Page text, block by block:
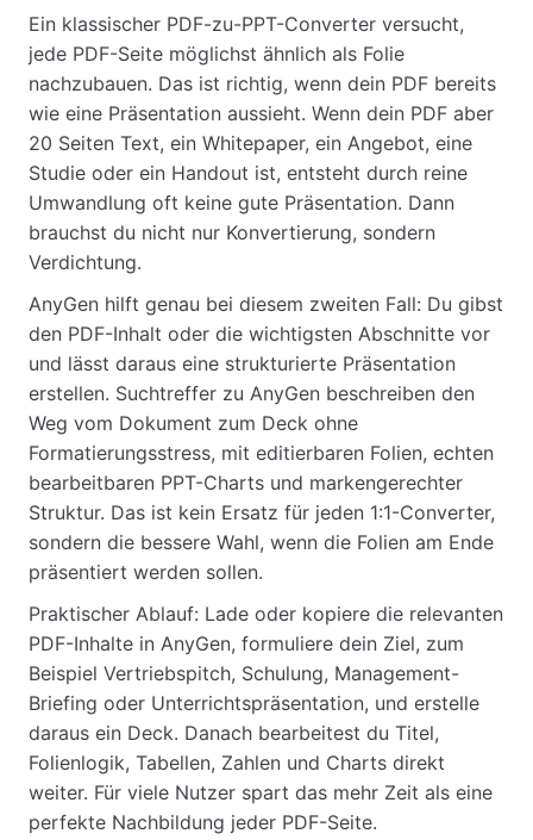
Ein klassischer PDF-zu-PPT-Converter versucht,
jede PDF-Seite möglichst ähnlich als Folie
nachzubauen. Das ist richtig, wenn dein PDF bereits
wie eine Präsentation aussieht. Wenn dein PDF aber
20 Seiten Text, ein Whitepaper, ein Angebot, eine
Studie oder ein Handout ist, entsteht durch reine
Umwandlung oft keine gute Präsentation. Dann
brauchst du nicht nur Konvertierung, sondern
Verdichtung.
AnyGen hilft genau bei diesem zweiten Fall: Du gibst
den PDF-Inhalt oder die wichtigsten Abschnitte vor
und lässt daraus eine strukturierte Präsentation
erstellen. Suchtreffer zu AnyGen beschreiben den
Weg vom Dokument zum Deck ohne
Formatierungsstress, mit editierbaren Folien, echten
bearbeitbaren PPT-Charts und markengerechter
Struktur. Das ist kein Ersatz für jeden 1:1-Converter,
sondern die bessere Wahl, wenn die Folien am Ende
präsentiert werden sollen.
Praktischer Ablauf: Lade oder kopiere die relevanten
PDF-Inhalte in AnyGen, formuliere dein Ziel, zum
Beispiel Vertriebspitch, Schulung, Management-
Briefing oder Unterrichtspräsentation, und erstelle
daraus ein Deck. Danach bearbeitest du Titel,
Folienlogik, Tabellen, Zahlen und Charts direkt
weiter. Für viele Nutzer spart das mehr Zeit als eine
perfekte Nachbildung jeder PDF-Seite.